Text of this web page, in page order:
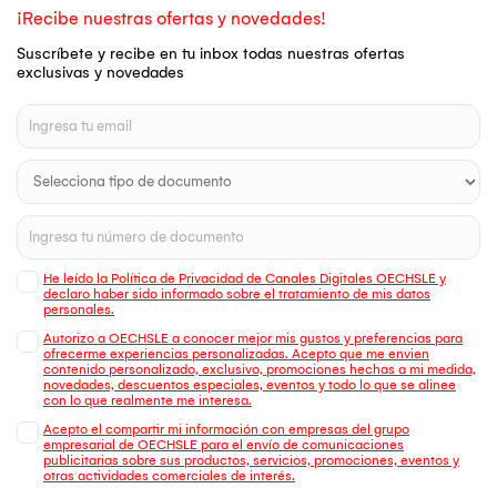
¡Recibe nuestras ofertas y novedades!
Suscríbete y recibe en tu inbox todas nuestras ofertas
exclusivas y novedades
He leído la Política de Privacidad de Canales Digitales OECHSLE y
declaro haber sido informado sobre el tratamiento de mis datos
personales.
Autorizo a OECHSLE a conocer mejor mis gustos y preferencias para
ofrecerme experiencias personalizadas. Acepto que me envien
contenido personalizado, exclusivo, promociones hechas a mi medida,
novedades, descuentos especiales, eventos y todo lo que se alinee
con lo que realmente me interesa.
Acepto el compartir mi información con empresas del grupo
empresarial de OECHSLE para el envío de comunicaciones
publicitarias sobre sus productos, servicios, promociones, eventos y
otras actividades comerciales de interés.